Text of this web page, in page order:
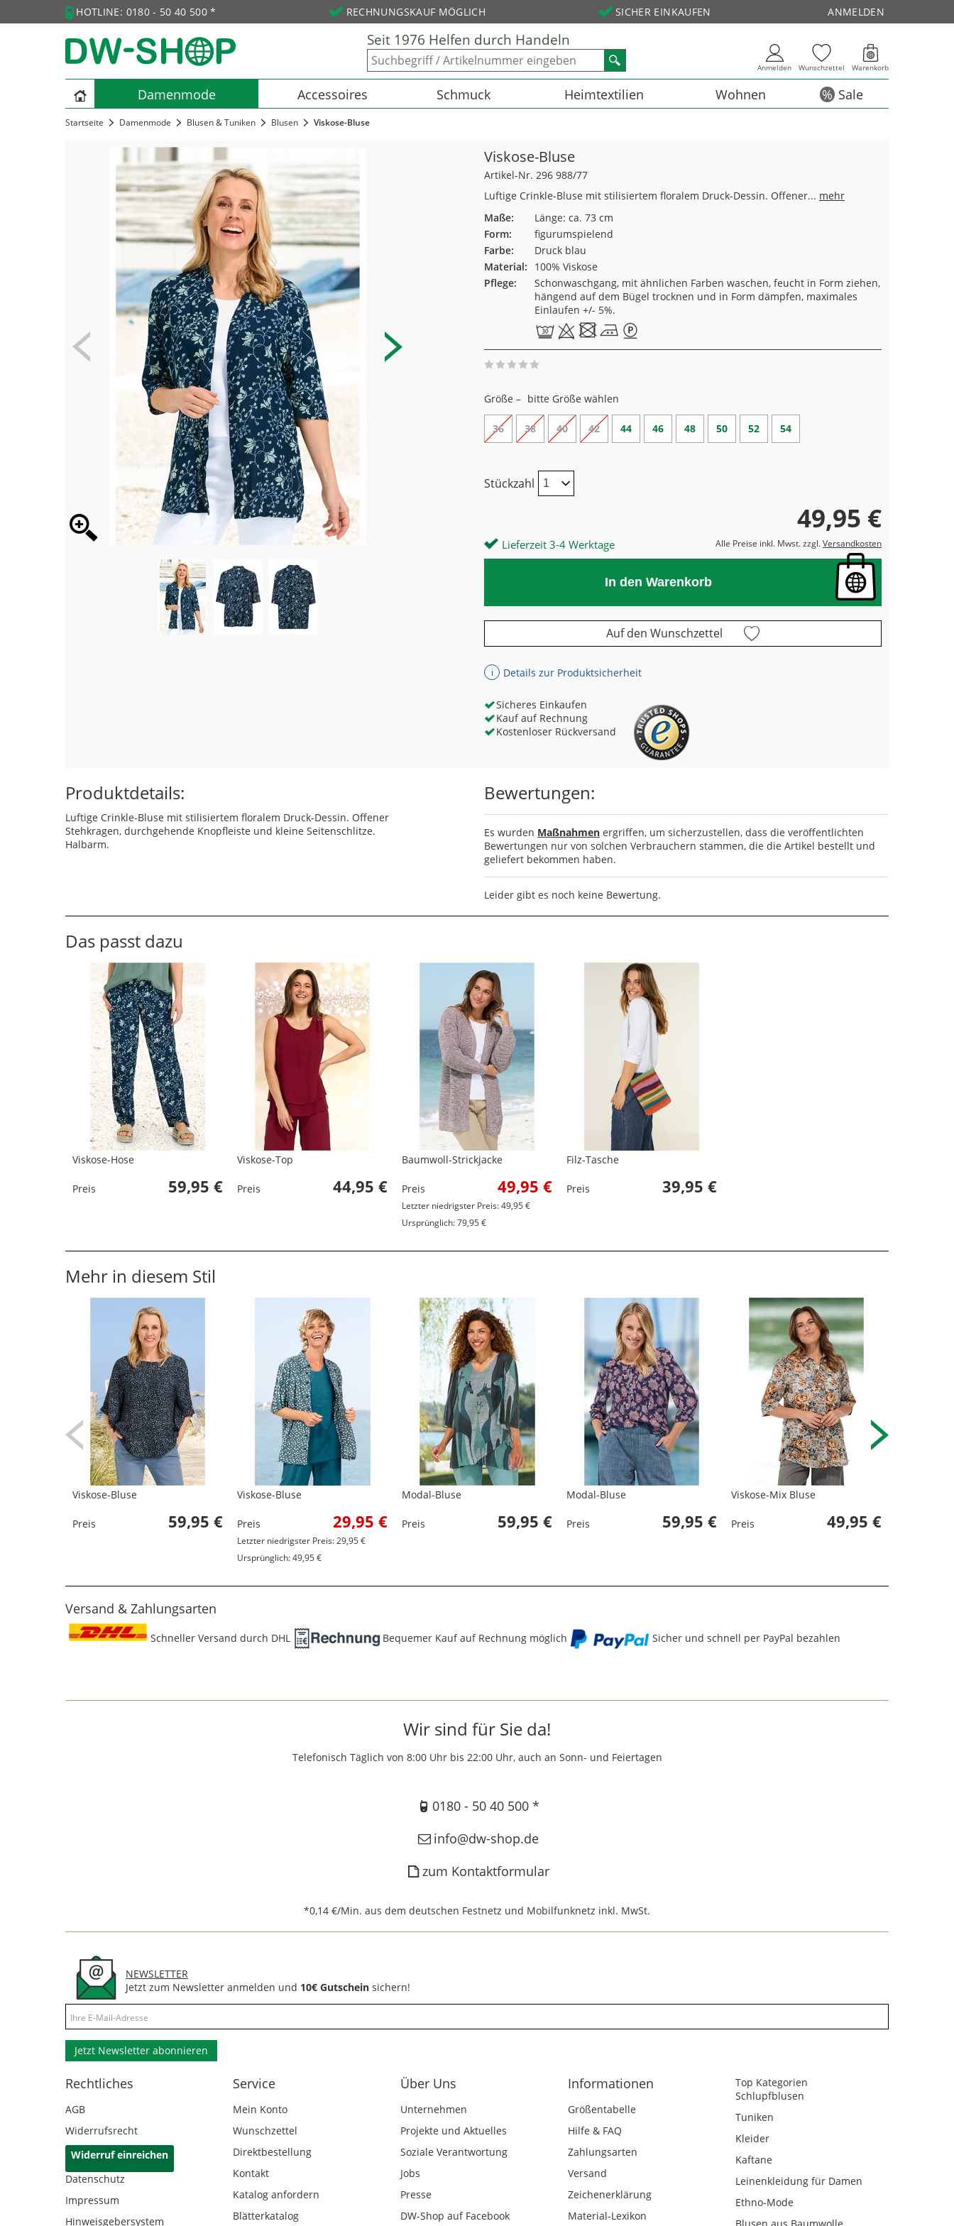
HOTLINE: 0180 - 50 40 500 * RECHNUNGSKAUF MÖGLICH SICHER EINKAUFEN ANMELDEN
Seit 1976 Helfen durch Handeln
Anmelden Wunschzettel Warenkorb
Damenmode Accessoires Schmuck Heimtextilien Wohnen Sale
Startseite Damenmode Blusen & Tuniken Blusen Viskose-Bluse
Viskose-Bluse
Artikel-Nr. 296 988/77
Luftige Crinkle-Bluse mit stilisiertem floralem Druck-Dessin. Offener... mehr
Größe – bitte Größe wählen
36 38 40 42 44 46 48 50 52 54
Stückzahl
49,95 €
Alle Preise inkl. Mwst. zzgl.Versandkosten
Lieferzeit 3-4 Werktage
In den Warenkorb
Auf den Wunschzettel
ℹ Details zur Produktsicherheit
Sicheres Einkaufen
Kauf auf Rechnung
Kostenloser Rückversand
Maße:
Länge: ca. 73 cm
Form:
figurumspielend
Farbe:
Druck blau
Material:
100% Viskose
Pflege:
Schonwaschgang, mit ähnlichen Farben waschen, feucht in Form ziehen,
hängend auf dem Bügel trocknen und in Form dämpfen, maximales
Einlaufen +/- 5%.
Produktdetails:
Luftige Crinkle-Bluse mit stilisiertem floralem Druck-Dessin. Offener
Stehkragen, durchgehende Knopfleiste und kleine Seitenschlitze.
Halbarm.
Bewertungen:
Es wurden Maßnahmen ergriffen, um sicherzustellen, dass die veröffentlichten
Bewertungen nur von solchen Verbrauchern stammen, die die Artikel bestellt und
geliefert bekommen haben.
Leider gibt es noch keine Bewertung.
Das passt dazu
Viskose-Hose
Preis 59,95 €
Viskose-Top
Preis 44,95 €
Baumwoll-Strickjacke
Preis 49,95 €
Letzter niedrigster Preis: 49,95 €
Ursprünglich: 79,95 €
Filz-Tasche
Preis 39,95 €
Mehr in diesem Stil
Viskose-Bluse
Preis 59,95 €
Viskose-Bluse
Preis 29,95 €
Letzter niedrigster Preis: 29,95 €
Ursprünglich: 49,95 €
Modal-Bluse
Preis 59,95 €
Modal-Bluse
Preis 59,95 €
Viskose-Mix Bluse
Preis 49,95 €
Versand & Zahlungsarten
Schneller Versand durch DHL Bequemer Kauf auf Rechnung möglich Sicher und schnell per PayPal bezahlen
Wir sind für Sie da!
Telefonisch Täglich von 8:00 Uhr bis 22:00 Uhr, auch an Sonn- und Feiertagen
0180 - 50 40 500 *
info@dw-shop.de
zum Kontaktformular
*0,14 €/Min. aus dem deutschen Festnetz und Mobilfunknetz inkl. MwSt.
NEWSLETTER
Jetzt zum Newsletter anmelden und 10€ Gutschein sichern!
Jetzt Newsletter abonnieren
Rechtliches
AGB
Widerrufsrecht
Widerruf einreichen
Datenschutz
Impressum
Hinweisgebersystem
Service
Mein Konto
Wunschzettel
Direktbestellung
Kontakt
Katalog anfordern
Blätterkatalog
Über Uns
Unternehmen
Projekte und Aktuelles
Soziale Verantwortung
Jobs
Presse
DW-Shop auf Facebook
Informationen
Größentabelle
Hilfe & FAQ
Zahlungsarten
Versand
Zeichenerklärung
Material-Lexikon
Top Kategorien
Schlupfblusen
Tuniken
Kleider
Kaftane
Leinenkleidung für Damen
Ethno-Mode